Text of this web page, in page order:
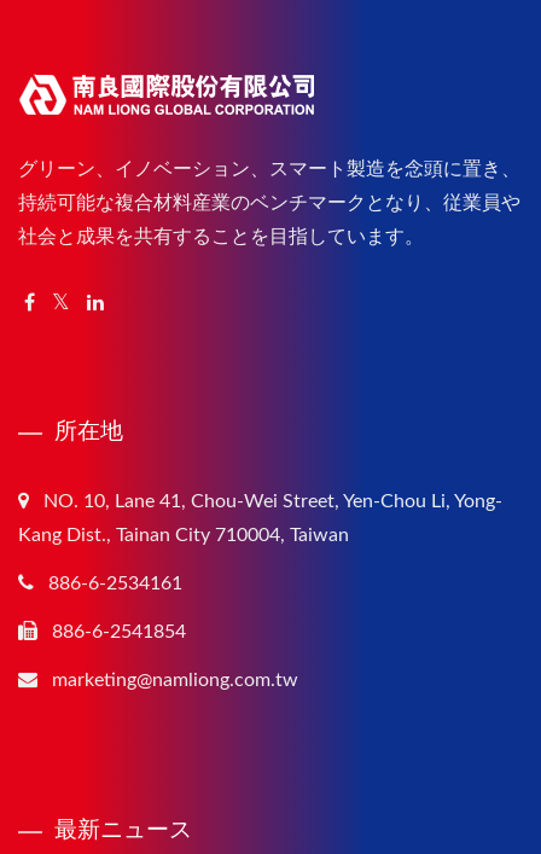
グリーン、イノベーション、スマート製造を念頭に置き、
持続可能な複合材料産業のベンチマークとなり、従業員や
社会と成果を共有することを目指しています。
所在地
NO. 10, Lane 41, Chou-Wei Street, Yen-Chou Li, Yong-
Kang Dist., Tainan City 710004, Taiwan
886-6-2534161
886-6-2541854
marketing@namliong.com.tw
最新ニュース